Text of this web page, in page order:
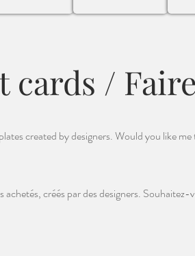
cards /
created by designers. Would you like
créés par des designers.